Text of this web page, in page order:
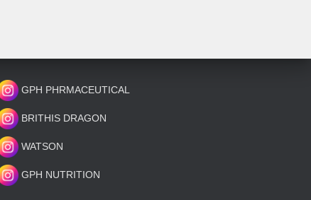
GPH PHRMACEUTICAL
BRITHIS DRAGON
WATSON
GPH NUTRITION